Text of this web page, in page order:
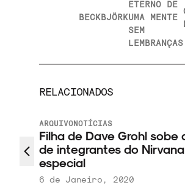
BECKBJÖRK
ETERNO DE
UMA MENTE
SEM
LEMBRANÇAS
RELACIONADOS
ARQUIVONOTÍCIAS
Filha de Dave Grohl
de integrantes do
especial
6 de Janeiro, 2020